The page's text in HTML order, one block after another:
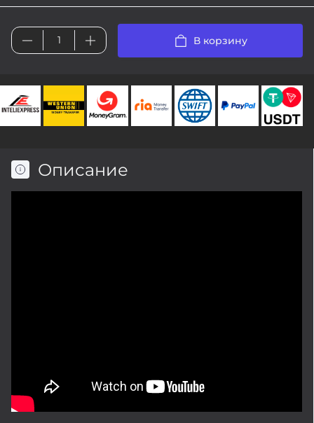
В корзину
Описание